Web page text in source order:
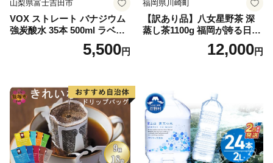
山梨県富士吉田市
VOX ストレート バナジウム
強炭酸水 35本 500ml ラベル
レス【富士吉田市限定カート
5,500円
福岡県川崎町
【訳あり品】八女星野茶 深
蒸し茶1100g 福岡が誇る日本
茶_ 訳アリ 常温 お茶 茶袋 常
備品 おちゃ ocha 茶葉 緑茶
小分け お土産 お取り寄せ グ
ルメ 福岡 九州 福岡県 国産
日本 ふかむし茶 ふかむし 家
庭用 自宅用 ちゃ りょくちゃ
ふかむしちゃ 急須 甘み 川崎
町 送料無料
12,000円